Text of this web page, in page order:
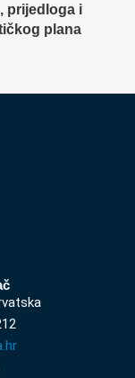
prijedloga i
plana